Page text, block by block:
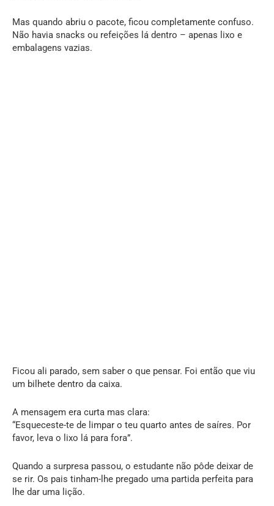
Mas quando abriu o pacote, ficou completamente confuso.
Não havia snacks ou refeições lá dentro – apenas lixo e
embalagens vazias.
Ficou ali parado, sem saber o que pensar. Foi então que viu
um bilhete dentro da caixa.
A mensagem era curta mas clara:
“Esqueceste-te de limpar o teu quarto antes de saíres. Por
favor, leva o lixo lá para fora”.
Quando a surpresa passou, o estudante não pôde deixar de
se rir. Os pais tinham-lhe pregado uma partida perfeita para
lhe dar uma lição.